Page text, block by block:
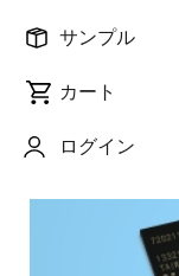
サンプル
カート
ログイン
2013年9月9日